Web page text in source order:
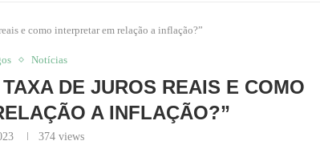
e como interpretar em relação a inflação?”
Notícias
DE JUROS REAIS E COMO
A INFLAÇÃO?”
374views